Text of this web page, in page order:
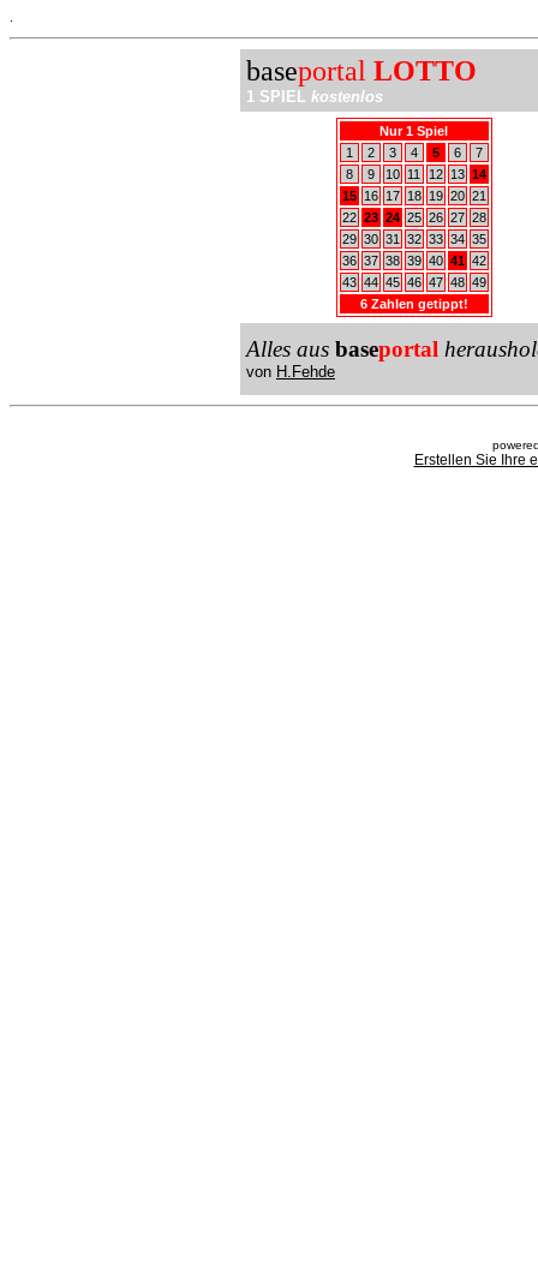
baseportal LOTTO
1 SPIEL kostenlos
Nur 1 Spiel
1
2 3 4 5 6
7
8
9 10 11 12 13 14
15
16 17 18 19 20 21
22 23 24 25 26 27 28
29 30 31 32 33 34 35
36 37 38 39 40 41 42
43 44 45 46 47 48 49
6 Zahlen getippt!
Alles aus baseportal
von H.Fehde
Erstellen Sie Ihre